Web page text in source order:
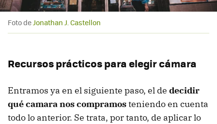
Foto deJonathan J. Castellon
Recursos prácticos para elegir cámara
Entramos ya en el siguiente paso, el de decidir
qué camara nos compramosteniendo en cuenta
todo lo anterior. Se trata, por tanto, de aplicar lo